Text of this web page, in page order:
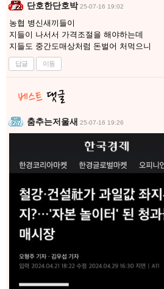
단호한단호박 25-07-16 19:02
농협 병신새끼들이
지들이 나서서 가격조절을 해야하는데
지들도 중간도매상처럼 돈벌어 처먹으니
답글 이동
춤추는저울새 25-07-16 19:26